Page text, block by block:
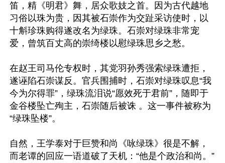
笛，精《明君》舞，居众歌妓之首。因为古代越地
习俗以珠为贵，因其被石崇作为交趾采访使时，以
十斛珍珠购得遂改名为绿珠。石崇对绿珠非常宠
爱，曾筑百丈高的崇绮楼以慰绿珠思乡之愁。
在赵王司马伦专权时，其党羽孙秀强索绿珠遭拒，
遂诬陷石崇谋反。官兵围捕时，石崇对绿珠叹息“我
今为尔得罪”，绿珠流泪说“愿效死于君前”，随即于
金谷楼坠亡殉主，石崇随后被诛 。这一事件被称为
“绿珠坠楼”。
自然，王学泰对于巨赞和尚《咏绿珠》很是不解，
而老谭的回应一语道破了天机：“他是个政治和尚。”